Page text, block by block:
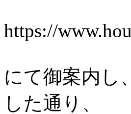
https://
にて御案内し
した通り、